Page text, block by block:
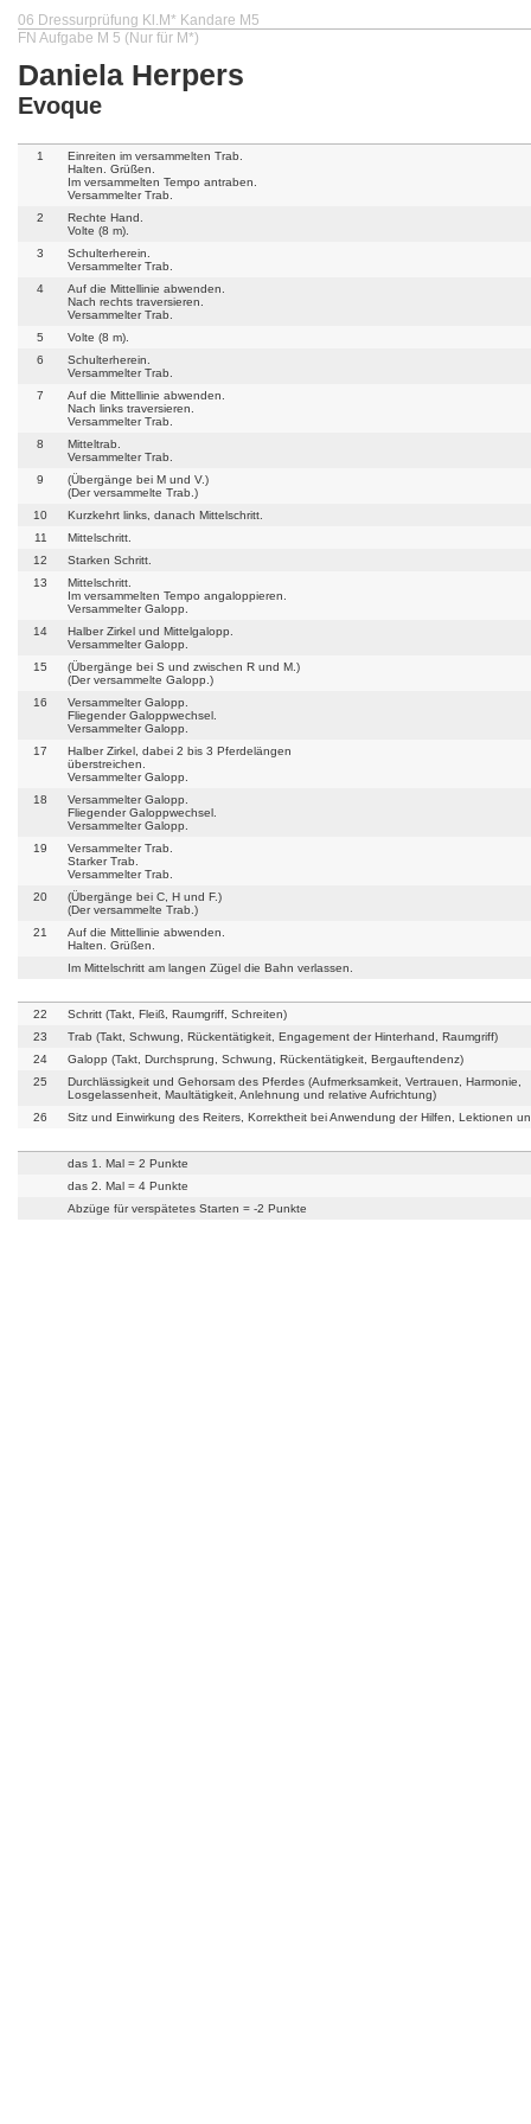
06 Dressurprüfung Kl.M* Kandare M5
FN Aufgabe M 5 (Nur für M*)
Daniela Herpers
Evoque
1
Einreiten im versammelten Trab.
Halten. Grüßen.
Im versammelten Tempo antraben.
Versammelter Trab.
2
Rechte Hand.
Volte (8 m).
3
Schulterherein.
Versammelter Trab.
4
Auf die Mittellinie abwenden.
Nach rechts traversieren.
Versammelter Trab.
5
Volte (8 m).
6
Schulterherein.
Versammelter Trab.
7
Auf die Mittellinie abwenden.
Nach links traversieren.
Versammelter Trab.
8
Mitteltrab.
Versammelter Trab.
9
(Übergänge bei M und V.)
(Der versammelte Trab.)
10
Kurzkehrt links, danach Mittelschritt.
11
Mittelschritt.
12
Starken Schritt.
13
Mittelschritt.
Im versammelten Tempo angaloppieren.
Versammelter Galopp.
14
Halber Zirkel und Mittelgalopp.
Versammelter Galopp.
15
(Übergänge bei S und zwischen R und M.)
(Der versammelte Galopp.)
16
Versammelter Galopp.
Fliegender Galoppwechsel.
Versammelter Galopp.
17
Halber Zirkel, dabei 2 bis 3 Pferdelängen
überstreichen.
Versammelter Galopp.
18
Versammelter Galopp.
Fliegender Galoppwechsel.
Versammelter Galopp.
19
Versammelter Trab.
Starker Trab.
Versammelter Trab.
20
(Übergänge bei C, H und F.)
(Der versammelte Trab.)
21
Auf die Mittellinie abwenden.
Halten. Grüßen.
Im Mittelschritt am langen Zügel die Bahn verlassen.
22
Schritt (Takt, Fleiß, Raumgriff, Schreiten)
23
Trab (Takt, Schwung, Rückentätigkeit, Engagement der Hinterhand, Raumgriff)
24
Galopp (Takt, Durchsprung, Schwung, Rückentätigkeit, Bergauftendenz)
25
Durchlässigkeit und Gehorsam des Pferdes (Aufmerksamkeit, Vertrauen, Harmonie,
Losgelassenheit, Maultätigkeit, Anlehnung und relative Aufrichtung)
26
Sitz und Einwirkung des Reiters, Korrektheit bei Anwendung der Hilfen, Lektionen
das 1. Mal = 2 Punkte
das 2. Mal = 4 Punkte
Abzüge für verspätetes Starten = -2 Punkte